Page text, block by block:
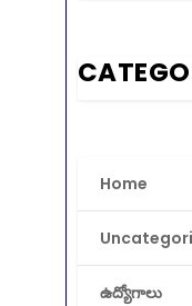
Home
ఉద్యోగాలు